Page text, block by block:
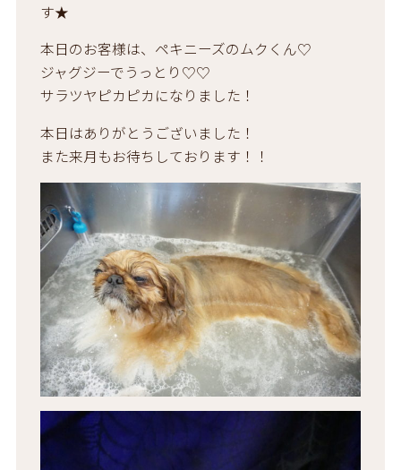
す★
本日のお客様は、ペキニーズのムクくん♡
ジャグジーでうっとり♡♡
サラツヤピカピカになりました！
本日はありがとうございました！
また来月もお待ちしております！！